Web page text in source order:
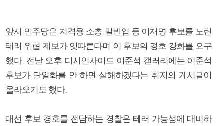
앞서 민주당은 저격용 소총 밀반입 등 이재명 후보를 노린
테러 위협 제보가 잇따른다며 이 후보의 경호 강화를 요구
했다. 전날 오후 디시인사이드 이준석 갤러리에는 이준석
후보가 단일화를 안 하면 살해하겠다는 취지의 게시글이
올라오기도 했다.
대선 후보 경호를 전담하는 경찰은 테러 가능성에 대비하